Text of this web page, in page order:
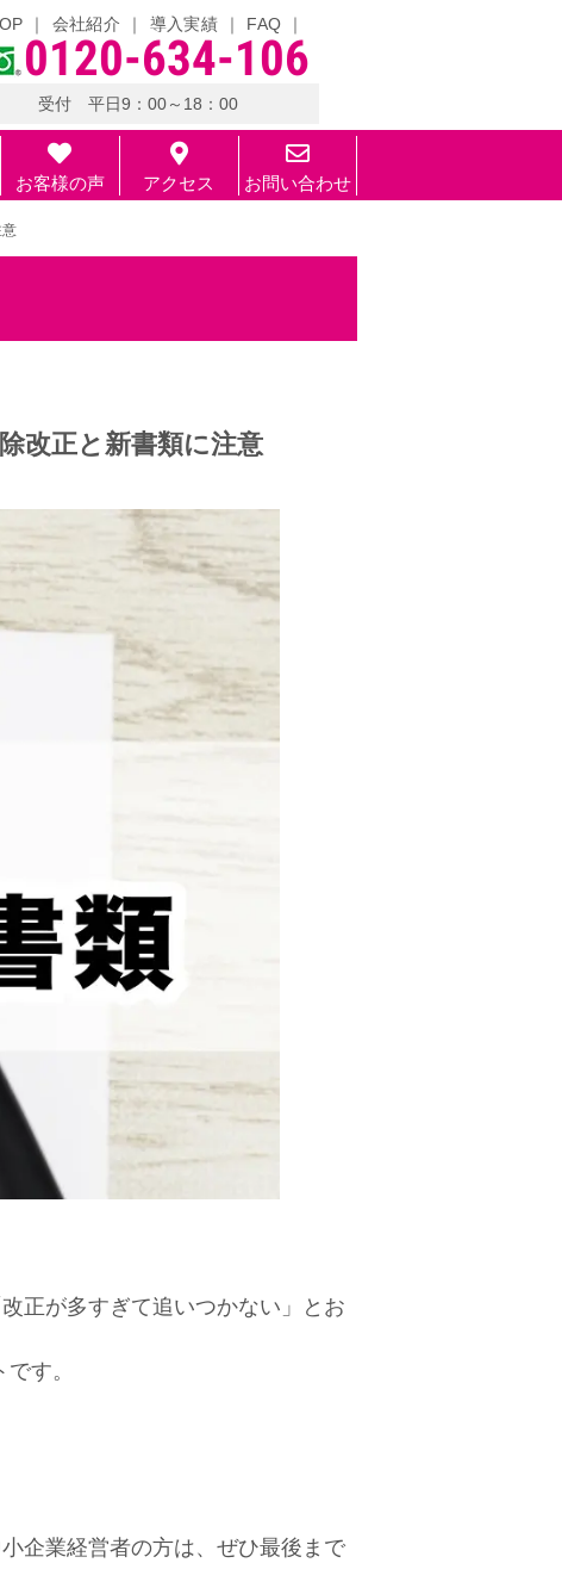
会社紹介 導入実績 FAQ
0120-634-106
受付 平日9：00～18：00
お客様の声 アクセス お問い合わせ
意
改正と新書類に注意
正が多すぎて追いつかない」とお
す。
企業経営者の方は、ぜひ最後まで